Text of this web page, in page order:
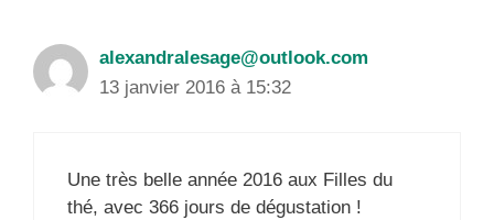
alexandralesage@outlook.com
13 janvier 2016 à 15:32
Une très belle année 2016 aux Filles du
thé, avec 366 jours de dégustation !